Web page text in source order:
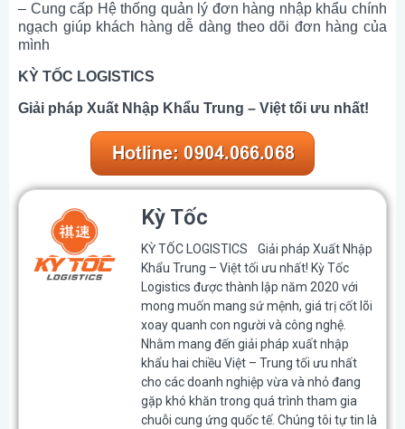
– Cung cấp Hệ thống quản lý đơn hàng nhập khẩu chính
ngạch giúp khách hàng dễ dàng theo dõi đơn hàng của
mình
KỲ TỐC LOGISTICS
Giải pháp Xuất Nhập Khẩu Trung – Việt tối ưu nhất!
Kỳ Tốc
KỲ TỐC LOGISTICS Giải pháp Xuất Nhập
Khẩu Trung – Việt tối ưu nhất! Kỳ Tốc
Logistics được thành lập năm 2020 với
mong muốn mang sứ mệnh, giá trị cốt lõi
xoay quanh con người và công nghệ.
Nhằm mang đến giải pháp xuất nhập
khẩu hai chiều Việt – Trung tối ưu nhất
cho các doanh nghiệp vừa và nhỏ đang
gặp khó khăn trong quá trình tham gia
chuỗi cung ứng quốc tế. Chúng tôi tự tin là